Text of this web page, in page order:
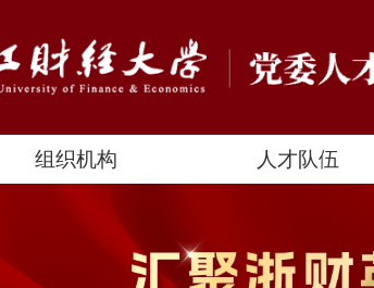
组织机构 人才队伍